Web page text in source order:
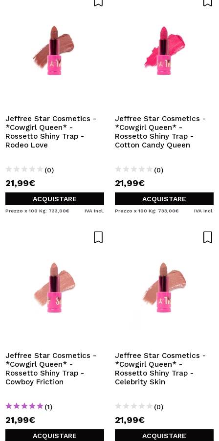
Jeffree Star Cosmetics -
*Cowgirl Queen* -
Rossetto Shiny Trap -
Rodeo Love
(0)
21,99€
ACQUISTARE
Prezzo x 100 Kg: 733,00€ IVA Incl.
Jeffree Star Cosmetics -
*Cowgirl Queen* -
Rossetto Shiny Trap -
Cotton Candy Queen
(0)
21,99€
ACQUISTARE
Prezzo x 100 Kg: 733,00€ IVA Incl.
Jeffree Star Cosmetics -
*Cowgirl Queen* -
Rossetto Shiny Trap -
Cowboy Friction
(1)
21,99€
ACQUISTARE
Jeffree Star Cosmetics -
*Cowgirl Queen* -
Rossetto Shiny Trap -
Celebrity Skin
(0)
21,99€
ACQUISTARE